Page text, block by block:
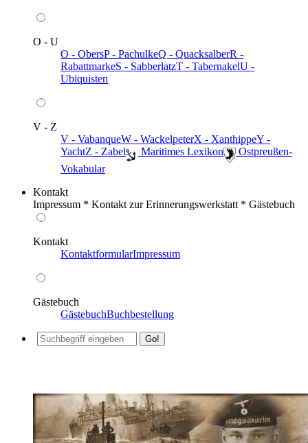
O - U
O - ObersP - PachulkeQ - QuacksalberR -
RabattmarkeS - SabberlatzT - TabernakelU -
Ubiquisten
V - Z
V - VabanqueW - WackelpeterX - XanthippeY -
YachtZ - Zabel ️ Maritimes Lexikon
️ Ostpreußen-
Vokabular
Kontakt
Impressum * Kontakt zur Erinnerungswerkstatt * Gästebuch
Kontakt
KontaktformularImpressum
Gästebuch
GästebuchBuchbestellung